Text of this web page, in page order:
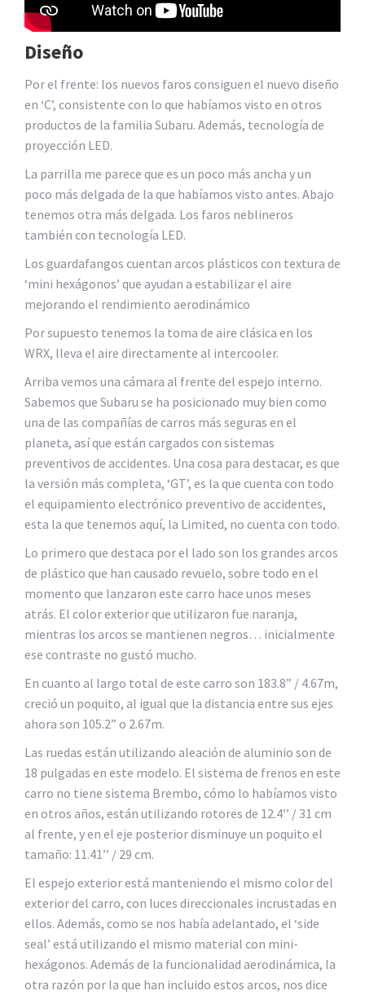
Diseño
Por el frente: los nuevos faros consiguen el nuevo diseño
en ‘C’, consistente con lo que habíamos visto en otros
productos de la familia Subaru. Además, tecnología de
proyección LED.
La parrilla me parece que es un poco más ancha y un
poco más delgada de la que habíamos visto antes. Abajo
tenemos otra más delgada. Los faros neblineros
también con tecnología LED.
Los guardafangos cuentan arcos plásticos con textura de
‘mini hexágonos’ que ayudan a estabilizar el aire
mejorando el rendimiento aerodinámico
Por supuesto tenemos la toma de aire clásica en los
WRX, lleva el aire directamente al intercooler.
Arriba vemos una cámara al frente del espejo interno.
Sabemos que Subaru se ha posicionado muy bien como
una de las compañías de carros más seguras en el
planeta, así que están cargados con sistemas
preventivos de accidentes. Una cosa para destacar, es que
la versión más completa, ‘GT’, es la que cuenta con todo
el equipamiento electrónico preventivo de accidentes,
esta la que tenemos aquí, la Limited, no cuenta con todo.
Lo primero que destaca por el lado son los grandes arcos
de plástico que han causado revuelo, sobre todo en el
momento que lanzaron este carro hace unos meses
atrás. El color exterior que utilizaron fue naranja,
mientras los arcos se mantienen negros… inicialmente
ese contraste no gustó mucho.
En cuanto al largo total de este carro son 183.8” / 4.67m,
creció un poquito, al igual que la distancia entre sus ejes
ahora son 105.2” o 2.67m.
Las ruedas están utilizando aleación de aluminio son de
18 pulgadas en este modelo. El sistema de frenos en este
carro no tiene sistema Brembo, cómo lo habíamos visto
en otros años, están utilizando rotores de 12.4’’ / 31 cm
al frente, y en el eje posterior disminuye un poquito el
tamaño: 11.41’’ / 29 cm.
El espejo exterior está manteniendo el mismo color del
exterior del carro, con luces direccionales incrustadas en
ellos. Además, como se nos había adelantado, el ‘side
seal’ está utilizando el mismo material con mini-
hexágonos. Además de la funcionalidad aerodinámica, la
otra razón por la que han incluido estos arcos, nos dice